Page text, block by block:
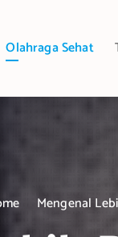
Olahraga Sehat
Mengenal